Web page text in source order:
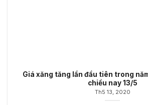
Giá xăng tăng lần đầu tiên trong
chiều nay 13/5
Th5 13, 2020